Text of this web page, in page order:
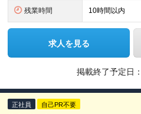
残業時間 10時間以内
求人を見る
掲載終了予定日：
正社員 自己PR不要